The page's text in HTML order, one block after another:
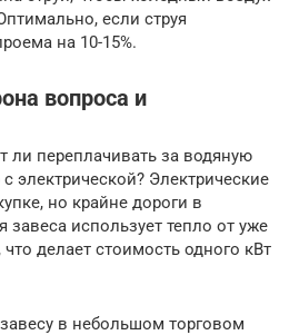
если струя
на 10-15%.
вопроса и
ли переплачивать за водяную
электрической? Электрические
но крайне дороги в
завеса использует тепло от уже
делает стоимость одного кВт
в небольшом торговом